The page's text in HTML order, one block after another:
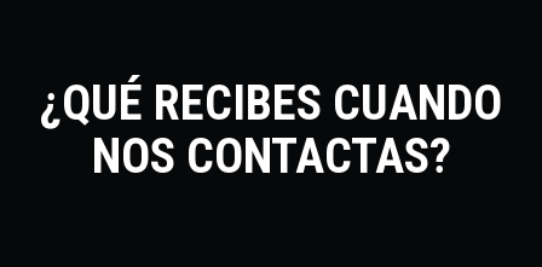
¿QUÉ RECIBES CUANDO
NOS CONTACTAS?